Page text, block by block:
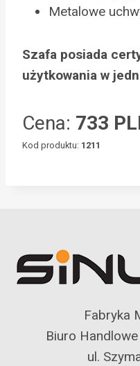
Metalowe
Szafa posiada
użytkowania w
Cena: 733
Kod produktu: 1211
Fabryka
Biuro
ul.